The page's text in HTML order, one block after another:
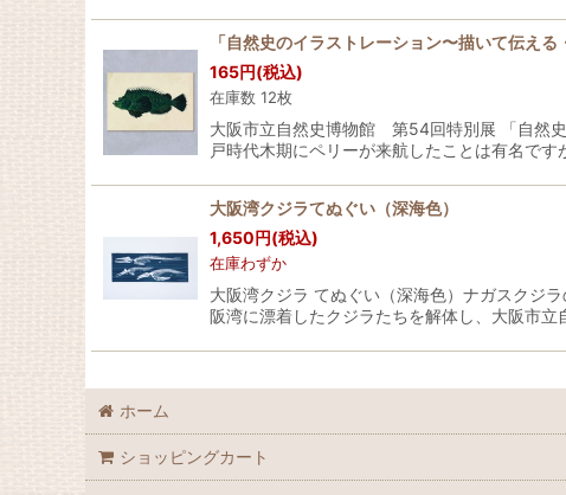
「自然史のイラストレーション〜描いて伝え
165円(税込)
在庫数 12枚
大阪市立自然史博物館 第54回特別展 「自然
戸時代木期にペリーが来航したことは有名です
大阪湾クジラてぬぐい（深海色）
1,650円(税込)
在庫わずか
大阪湾クジラ てぬぐい（深海色）ナガスクジ
阪湾に漂着したクジラたちを解体し、大阪市立
ホーム
ショッピングカート